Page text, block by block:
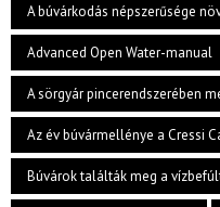
A búvárkodás népszerűsége
Advanced Open Water-manual
A sörgyár pincerendszerében
Az év búvármellénye a Cressi
Búvárok találták meg a